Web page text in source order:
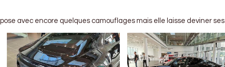
avec encore quelques camouflages mais elle laisse deviner ses